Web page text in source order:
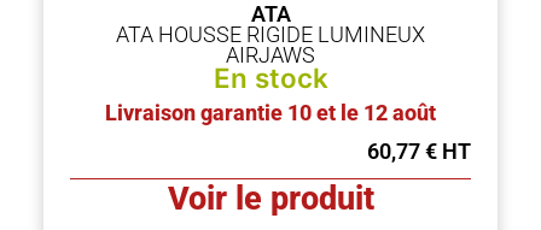
ATA
ATA HOUSSE RIGIDE LUMINEUX
AIRJAWS
En stock
Livraison garantie 10 et le 12 août
60,77€
Voir le produit